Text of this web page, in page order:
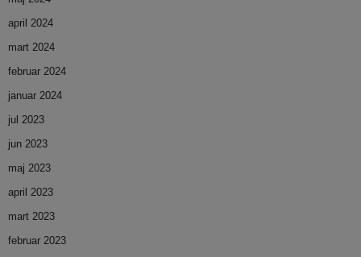
april 2024
mart 2024
februar 2024
januar 2024
jul 2023
jun 2023
maj 2023
april 2023
mart 2023
februar 2023